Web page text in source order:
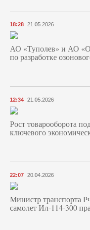
18:28 21.05.2026
АО «Туполев» и АО
по разработке
12:34 21.05.2026
Рост товарооборота
ключевого
22:07 20.04.2026
Министр транспорта
самолет Ил-114-300